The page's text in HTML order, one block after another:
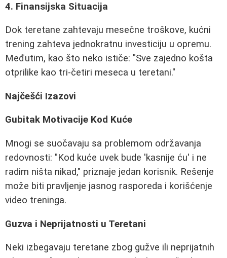
4. Finansijska Situacija
Dok teretane zahtevaju mesečne troškove, kućni
trening zahteva jednokratnu investiciju u opremu.
Međutim, kao što neko ističe: "Sve zajedno košta
otprilike kao tri-četiri meseca u teretani."
Najčešći Izazovi
Gubitak Motivacije Kod Kuće
Mnogi se suočavaju sa problemom održavanja
redovnosti: "Kod kuće uvek bude 'kasnije ću' i ne
radim ništa nikad," priznaje jedan korisnik. Rešenje
može biti pravljenje jasnog rasporeda i korišćenje
video treninga.
Guzva i Neprijatnosti u Teretani
Neki izbegavaju teretane zbog gužve ili neprijatnih